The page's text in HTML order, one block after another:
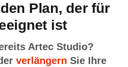
Plan, der für
ist
Artec Studio?
verlängern Sie Ihre